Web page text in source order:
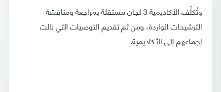
وتُكلِّف الأكاديمية 3 لجان مستقلة بمراجعة ومناقشة
الترشيحات الواردة، ومن ثم تقديم التوصيات التي نالت
إجماعهم إلى الأكاديمية.